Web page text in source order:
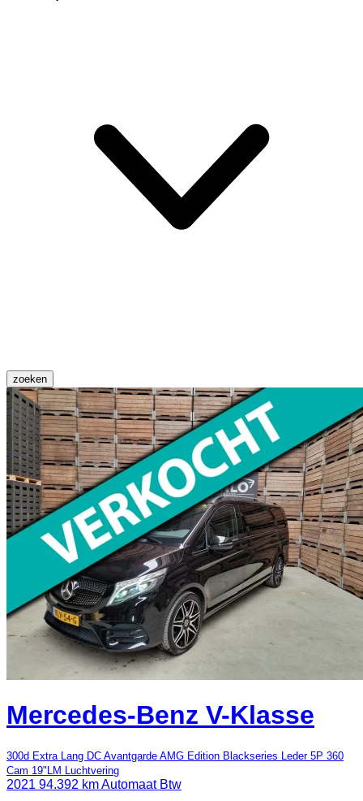
zoeken
Mercedes-Benz V-Klasse
300d Extra Lang DC Avantgarde AMG Edition Blackseries Leder 5P 360
Cam 19"LM Luchtvering
2021 94.392 kmAutomaat Btw